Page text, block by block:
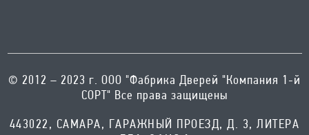
© 2012 – 2023 г. ООО "Фабрика Дверей "Компания 1-й
СОРТ" Все права защищены
443022, САМАРА, ГАРАЖНЫЙ ПРОЕЗД, Д. 3, ЛИТЕРА